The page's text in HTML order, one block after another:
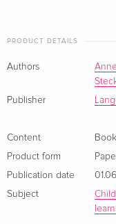
Für das 1.-2.
Story I:Coras
steht. Alles deutet auf
Matt wollen den
schottischen
Steinestoßen und
dann hört Britta ein
des Schlosshotels ...
PRODUCT DETAILS
Authors
Publisher
Content
Book
Product form
Publication date
Subject